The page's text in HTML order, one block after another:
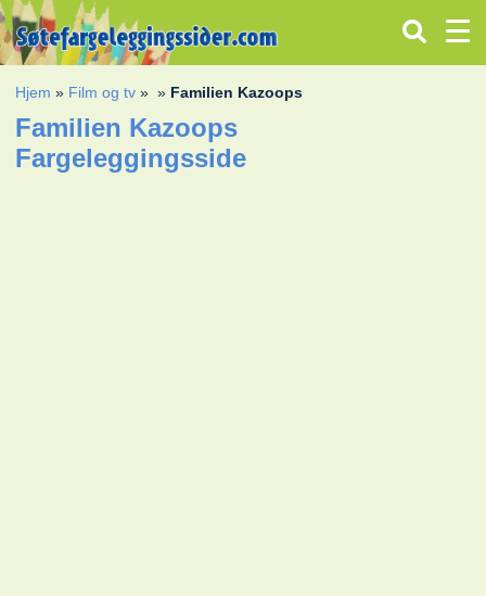
Hjem » Film og tv » » Familien Kazoops
Familien Kazoops
Fargeleggingsside